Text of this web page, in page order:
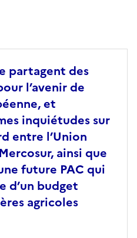
partagent des
l’avenir de
et
inquiétudes sur
entre l’Union
ainsi que
future PAC qui
d’un budget
agricoles